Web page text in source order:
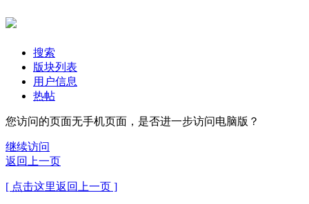
搜索
版块列表
用户信息
热帖
您访问的页面无手机页面，是否进一步访问电脑版？
继续访问
返回上一页
[ 点击这里返回上一页 ]